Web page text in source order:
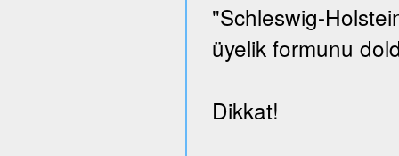
"Schleswig-
üyelik formunu
Dikkat!